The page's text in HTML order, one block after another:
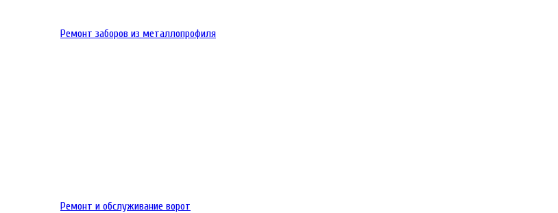
Ремонт заборов из металлопрофиля
Ремонт и обслуживание ворот